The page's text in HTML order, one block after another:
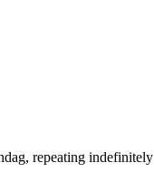
repeating indefinitely